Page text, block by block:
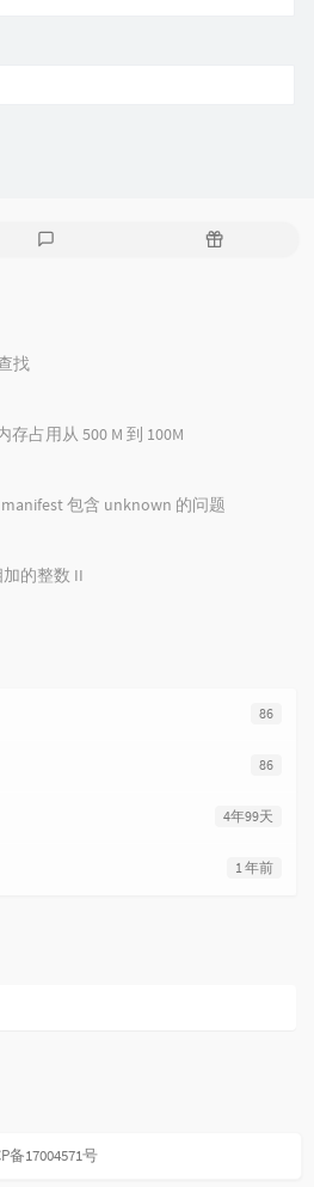
随
找
存占用从 500 M 到 100M
包含 unknown 的问题
的整数 II
86
86
4年99天
1 年前
备17004571号